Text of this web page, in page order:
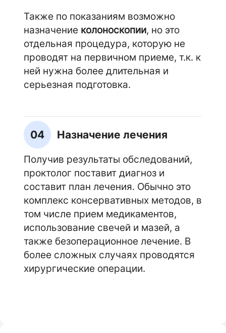
Также по показаниям возможно
назначение колоноскопии, но это
отдельная процедура, которую не
проводят на первичном приеме, т.к. к
ней нужна более длительная и
серьезная подготовка.
04 Назначение лечения
Получив результаты обследований,
проктолог поставит диагноз и
составит план лечения. Обычно это
комплекс консервативных методов, в
том числе прием медикаментов,
использование свечей и мазей, а
также безоперационное лечение. В
более сложных случаях проводятся
хирургические операции.